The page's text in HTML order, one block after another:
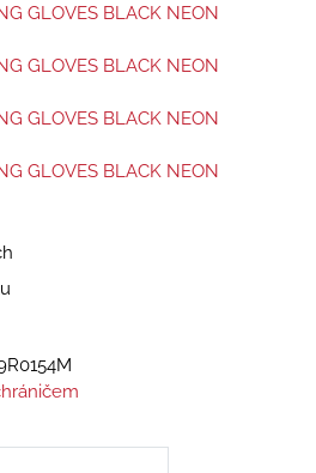
GLOVES BLACK NEON
GLOVES BLACK NEON
GLOVES BLACK NEON
GLOVES BLACK NEON